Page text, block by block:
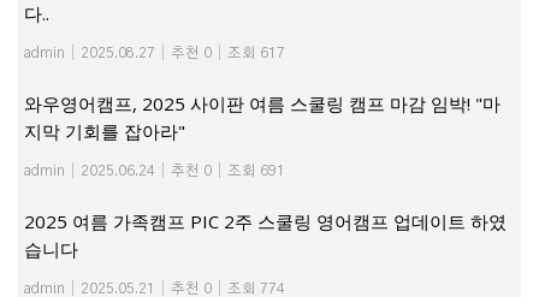
다..
admin 2025.08.27 추천 0 조회 617
와우영어캠프, 2025 사이판 여름 스쿨링 캠프 마감 임박! "마
지막 기회를 잡아라"
admin 2025.06.24 추천 0 조회 691
2025 여름 가족캠프 PIC 2주 스쿨링 영어캠프 업데이트 하였
습니다
admin 2025.05.21 추천 0 조회 774